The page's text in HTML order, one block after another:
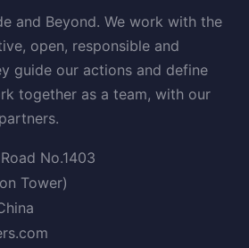
and Beyond. We work with the
open, responsible and
guide our actions and define
together as a team, with our
No.1403
Tower)